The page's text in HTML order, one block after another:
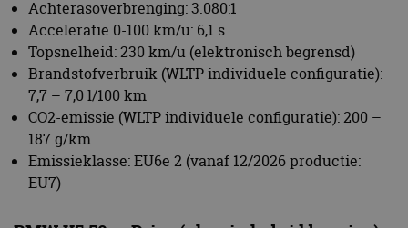
BMW X5 50e xDrive (plug-in hybrid benzine)
Aantal portieren / zitplaatsen: 4 / 5
Lengte / breedte / hoogte (leeg): 4.994 mm / 2.000
mm / 1.751 mm
Wielbasis: 3.035 mm
Spoorbreedte voor / achter: 1.712 mm / 1.714 mm
Draaicirkel / met Integral Active Steering: 12,8 m /
12,1 m